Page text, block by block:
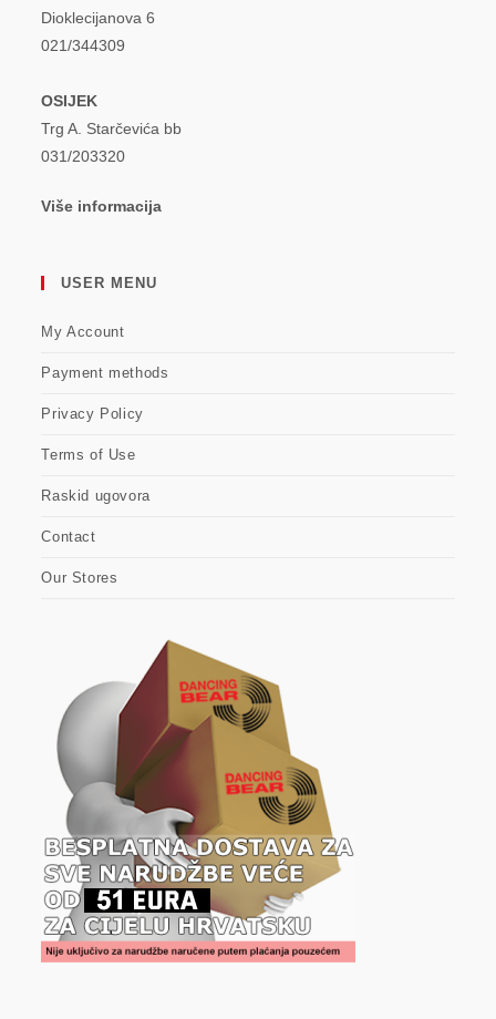
Dioklecijanova 6
021/344309
OSIJEK
Trg A. Starčevića bb
031/203320
Više informacija
USER MENU
My Account
Payment methods
Privacy Policy
Terms of Use
Raskid ugovora
Contact
Our Stores